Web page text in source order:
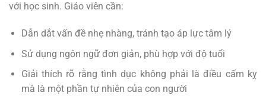
với học sinh. Giáo viên cần:
Dẫn dắt vấn đề nhẹ nhàng, tránh tạo áp lực tâm lý
Sử dụng ngôn ngữ đơn giản, phù hợp với độ tuổi
Giải thích rõ rằng tình dục không phải là điều cấm kỵ
mà là một phần tự nhiên của con người